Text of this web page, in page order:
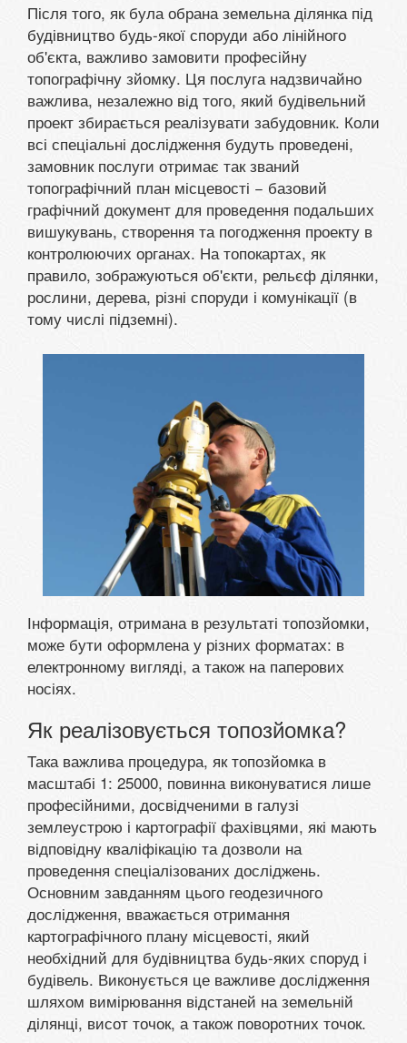
Після того, як була обрана земельна ділянка під
будівництво будь-якої споруди або лінійного
об'єкта, важливо замовити професійну
топографічну зйомку. Ця послуга надзвичайно
важлива, незалежно від того, який будівельний
проект збирається реалізувати забудовник. Коли
всі спеціальні дослідження будуть проведені,
замовник послуги отримає так званий
топографічний план місцевості − базовий
графічний документ для проведення подальших
вишукувань, створення та погодження проекту в
контролюючих органах. На топокартах, як
правило, зображуються об'єкти, рельєф ділянки,
рослини, дерева, різні споруди і комунікації (в
тому числі підземні).
Інформація, отримана в результаті топозйомки,
може бути оформлена у різних форматах: в
електронному вигляді, а також на паперових
носіях.
Як реалізовується топозйомка?
Така важлива процедура, як топозйомка в
масштабі 1: 25000, повинна виконуватися лише
професійними, досвідченими в галузі
землеустрою і картографії фахівцями, які мають
відповідну кваліфікацію та дозволи на
проведення спеціалізованих досліджень.
Основним завданням цього геодезичного
дослідження, вважається отримання
картографічного плану місцевості, який
необхідний для будівництва будь-яких споруд і
будівель. Виконується це важливе дослідження
шляхом вимірювання відстаней на земельній
ділянці, висот точок, а також поворотних точок.